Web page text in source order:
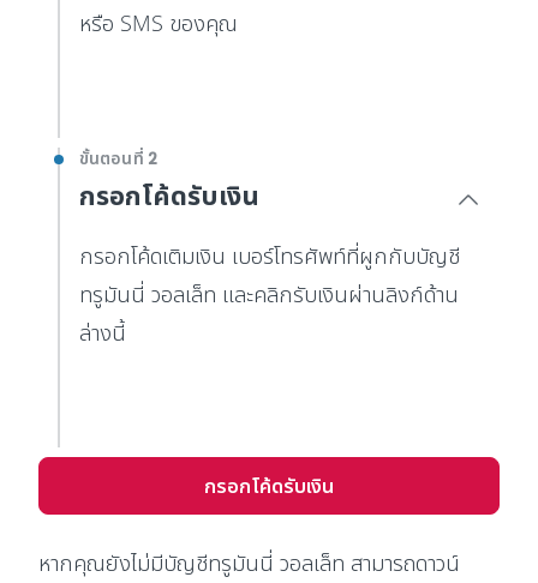
หรือ SMS ของคุณ
ขั้นตอนที่ 2
กรอกโค้ดรับเงิน
กรอกโค้ดเติมเงิน เบอร์โทรศัพท์ที่ผูกกับบัญชี
ทรูมันนี่ วอลเล็ท และคลิกรับเงินผ่านลิงก์ด้าน
ล่างนี้
กรอกโค้ดรับเงิน
หากคุณยังไม่มีบัญชีทรูมันนี่ วอลเล็ท สามารถดาวน์